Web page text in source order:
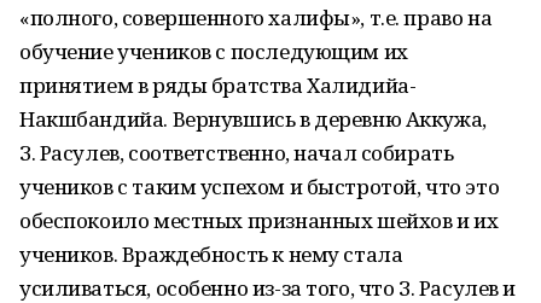
«полного, совершенного халифы», т.е. право на
обучение учеников с последующим их
принятием в ряды братства Халидийа-
Накшбандийа. Вернувшись в деревню Аккужа,
З. Расулев, соответственно, начал собирать
учеников с таким успехом и быстротой, что это
обеспокоило местных признанных шейхов и их
учеников. Враждебность к нему стала
усиливаться, особенно из-за того, что З. Расулев и